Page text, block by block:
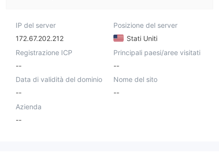
IP del server
172.67.202.212
Posizione del server
Stati Uniti
Registrazione ICP
--
Principali paesi/aree visitati
--
Data di validità del dominio
--
Nome del sito
--
Azienda
--